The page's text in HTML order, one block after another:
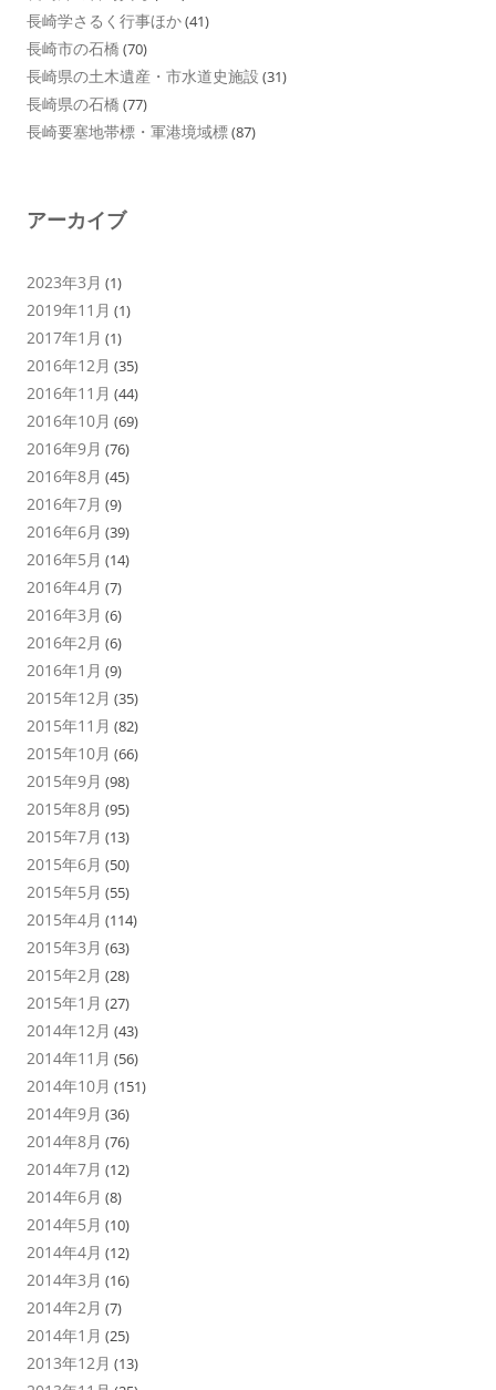
長崎学さるく行事ほか(41)
長崎市の石橋 (70)
長崎県の土木遺産・市水道史施設 (31)
長崎県の石橋 (77)
長崎要塞地帯標・軍港境域標(87)
アーカイブ
2023年3月 (1)
2019年11月 (1)
2017年1月 (1)
2016年12月 (35)
2016年11月 (44)
2016年10月 (69)
2016年9月 (76)
2016年8月 (45)
2016年7月 (9)
2016年6月 (39)
2016年5月 (14)
2016年4月 (7)
2016年3月 (6)
2016年2月 (6)
2016年1月 (9)
2015年12月 (35)
2015年11月 (82)
2015年10月 (66)
2015年9月 (98)
2015年8月 (95)
2015年7月 (13)
2015年6月 (50)
2015年5月 (55)
2015年4月 (114)
2015年3月 (63)
2015年2月 (28)
2015年1月 (27)
2014年12月 (43)
2014年11月 (56)
2014年10月 (151)
2014年9月 (36)
2014年8月 (76)
2014年7月 (12)
2014年6月 (8)
2014年5月 (10)
2014年4月 (12)
2014年3月 (16)
2014年2月 (7)
2014年1月 (25)
2013年12月 (13)